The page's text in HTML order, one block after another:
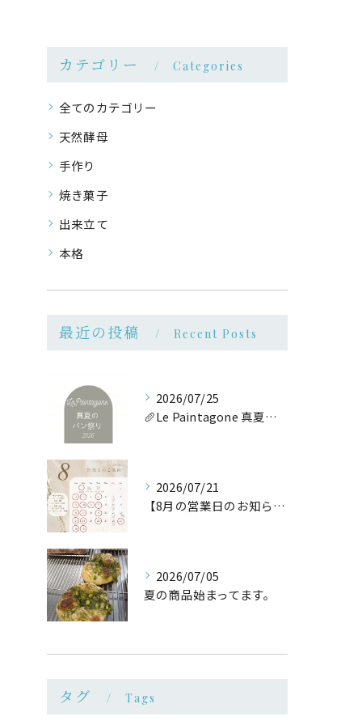
カテゴリー Categories
全てのカテゴリー
天然酵母
手作り
焼き菓子
出来立て
本格
最近の投稿 Recent Posts
2026/07/25
🥖Le Paintagone 真夏のパン祭り🥖
2026/07/21
【8月の営業日のお知らせ】
2026/07/05
夏の商品始まってます。
タグ Tags